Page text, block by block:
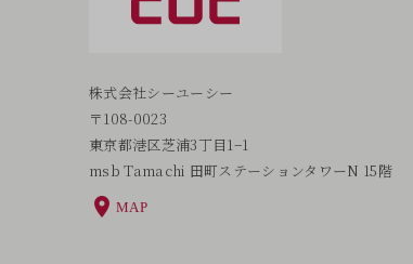
株式会社シーユーシー
〒108-0023
東京都港区芝浦3丁目1−1
msb Tamachi 田町ステーションタワーN 15階
MAP